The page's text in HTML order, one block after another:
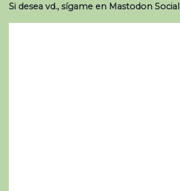
Si desea vd., sígame en Mastodon Social